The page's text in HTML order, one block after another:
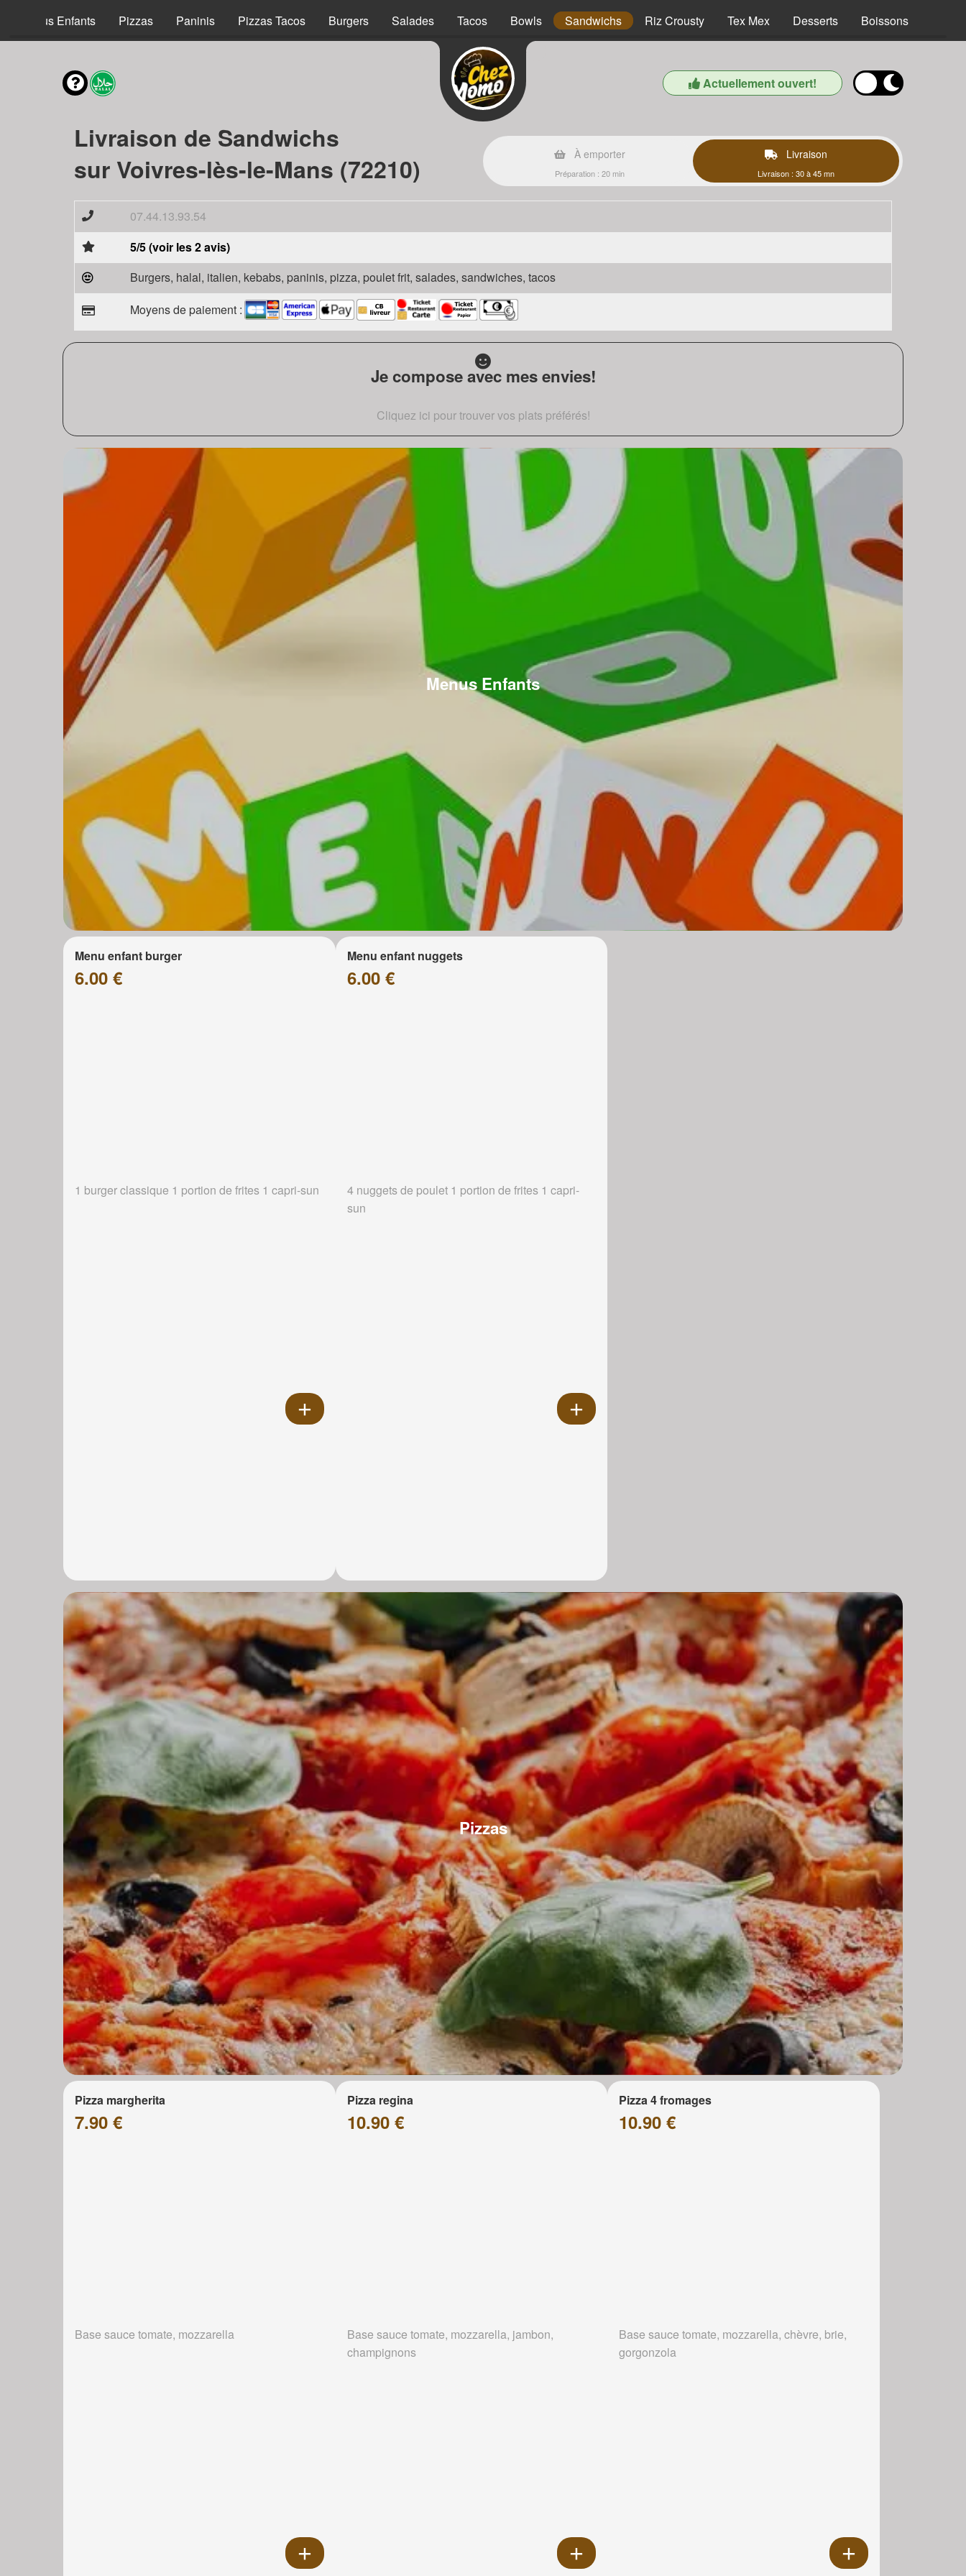
Menus Enfants Pizzas Paninis Pizzas Tacos Burgers Salades Tacos Bowls Sandwichs Riz Crousty Tex Mex Desserts Boissons
Actuellement ouvert!
Livraison de Sandwichs
sur Voivres-lès-le-Mans (72210)
À emporter
Préparation : 20 min
Livraison
Livraison : 30 à 45 mn
07.44.13.93.54
5/5 (voir les 2 avis)
Burgers, halal, italien, kebabs, paninis, pizza, poulet frit, salades, sandwiches, tacos
Moyens de paiement :
Je compose avec mes envies!
Cliquez ici pour trouver vos plats préférés!
Menus Enfants
Menu enfant burger
6.00 €
1 burger classique 1 portion de frites 1 capri-sun
Menu enfant nuggets
6.00 €
4 nuggets de poulet 1 portion de frites 1 capri-
sun
Pizzas
Pizza margherita
7.90 €
Base sauce tomate, mozzarella
Pizza regina
10.90 €
Base sauce tomate, mozzarella, jambon,
champignons
Pizza 4 fromages
10.90 €
Base sauce tomate, mozzarella, chèvre, brie,
gorgonzola